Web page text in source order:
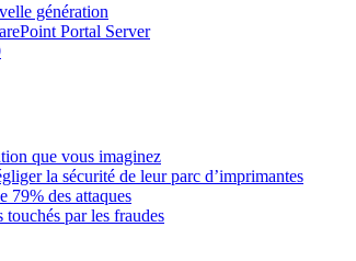
génération
Portal Server
que vous imaginez
la sécurité de leur parc d’imprimantes
79% des attaques
par les fraudes